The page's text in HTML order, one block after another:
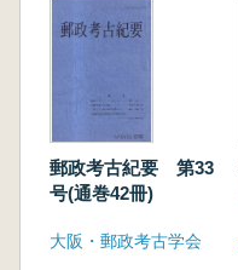
郵政考古紀要 第33
号(通巻42冊)
大阪・郵政考古学会